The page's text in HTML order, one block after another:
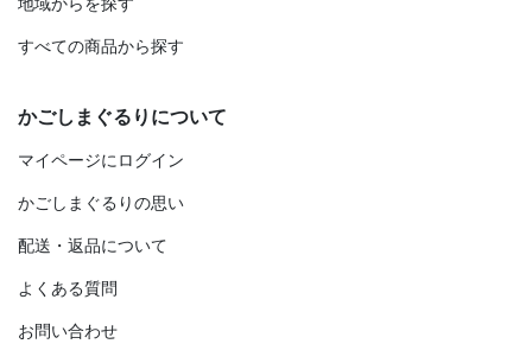
地域からを探す
すべての商品から探す
かごしまぐるりについて
マイページにログイン
かごしまぐるりの思い
配送・返品について
よくある質問
お問い合わせ